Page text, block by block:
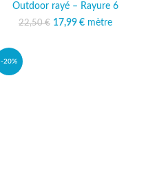
Outdoor rayé – Rayure 6
22,50€ Le prix initial était :
17,99 €
Le prix
mètre
-20%